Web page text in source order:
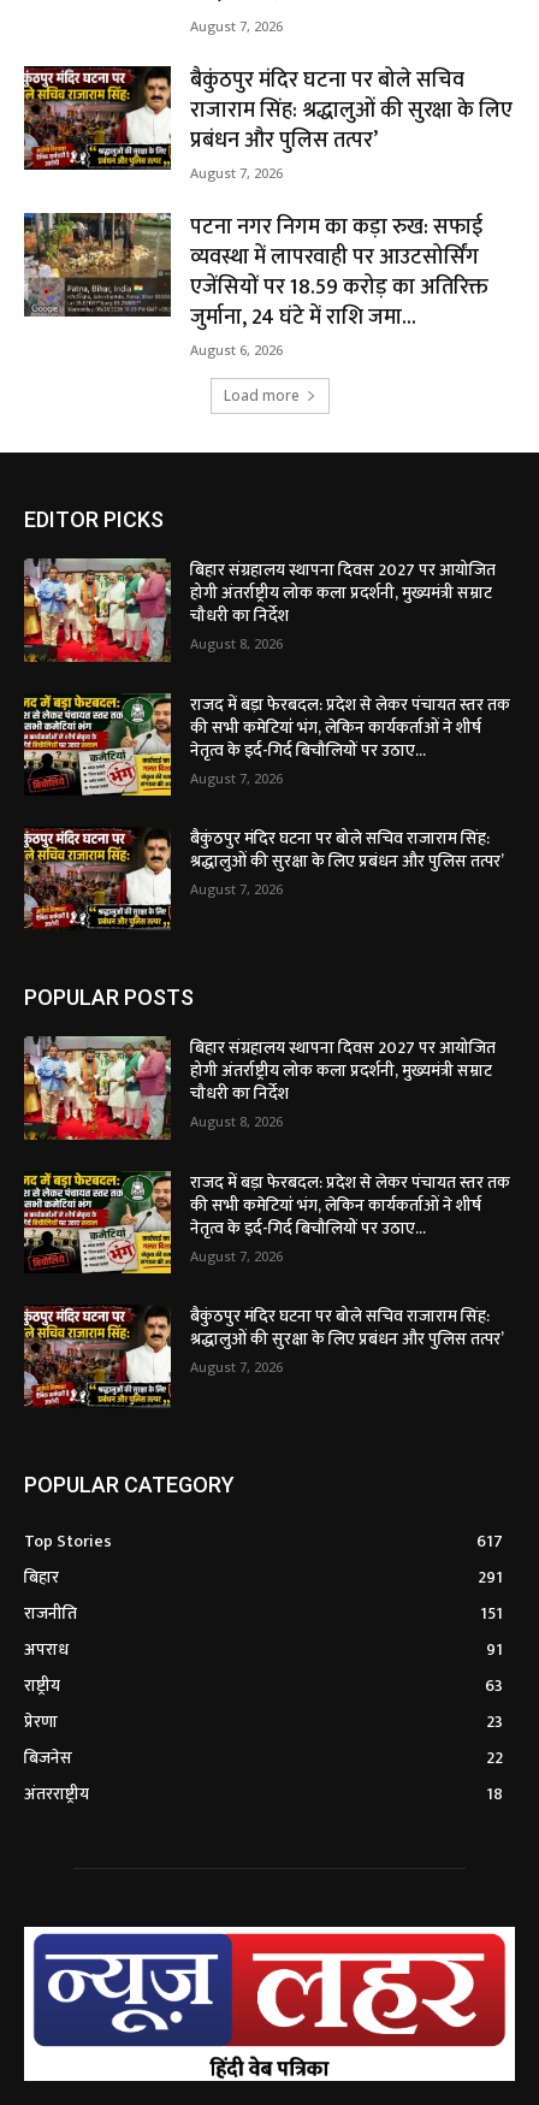
August 7, 2026
बैकुंठपुर मंदिर घटना पर बोले सचिव
राजाराम सिंह: श्रद्धालुओं की सुरक्षा के लिए
प्रबंधन और पुलिस तत्पर’
August 7, 2026
पटना नगर निगम का कड़ा रुख: सफाई
व्यवस्था में लापरवाही पर आउटसोर्सिंग
एजेंसियों पर ₹18.59 करोड़ का अतिरिक्त
जुर्माना, 24 घंटे में राशि जमा...
August 6, 2026
Load more
EDITOR PICKS
बिहार संग्रहालय स्थापना दिवस 2027 पर आयोजित
होगी अंतर्राष्ट्रीय लोक कला प्रदर्शनी, मुख्यमंत्री सम्राट
चौधरी का निर्देश
August 8, 2026
राजद में बड़ा फेरबदल: प्रदेश से लेकर पंचायत स्तर तक
की सभी कमेटियां भंग, लेकिन कार्यकर्ताओं ने शीर्ष
नेतृत्व के इर्द-गिर्द बिचौलियों पर उठाए...
August 7, 2026
बैकुंठपुर मंदिर घटना पर बोले सचिव राजाराम सिंह:
श्रद्धालुओं की सुरक्षा के लिए प्रबंधन और पुलिस तत्पर’
August 7, 2026
POPULAR POSTS
बिहार संग्रहालय स्थापना दिवस 2027 पर आयोजित
होगी अंतर्राष्ट्रीय लोक कला प्रदर्शनी, मुख्यमंत्री सम्राट
चौधरी का निर्देश
August 8, 2026
राजद में बड़ा फेरबदल: प्रदेश से लेकर पंचायत स्तर तक
की सभी कमेटियां भंग, लेकिन कार्यकर्ताओं ने शीर्ष
नेतृत्व के इर्द-गिर्द बिचौलियों पर उठाए...
August 7, 2026
बैकुंठपुर मंदिर घटना पर बोले सचिव राजाराम सिंह:
श्रद्धालुओं की सुरक्षा के लिए प्रबंधन और पुलिस तत्पर’
August 7, 2026
POPULAR CATEGORY
Top Stories
617
बिहार
291
राजनीति
151
अपराध
91
राष्ट्रीय
63
प्रेरणा
23
बिजनेस
22
अंतरराष्ट्रीय
18